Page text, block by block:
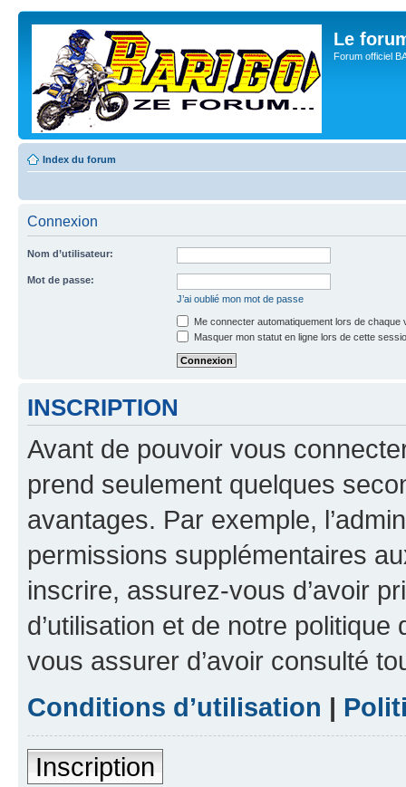
Le
Forum officiel
Index du forum
Connexion
Nom d’utilisateur:
Mot de passe:
J’ai oublié mon mot de passe
Me connecter automatiquement lors de chaque
Masquer mon statut en ligne lors de cette
INSCRIPTION
Avant de pouvoir vous
prend seulement quelques
avantages. Par exemple,
permissions supplémentaires
inscrire, assurez-vous d’avoir
d’utilisation et de notre
vous assurer d’avoir consulté
Conditions d’utilisation |
Inscription